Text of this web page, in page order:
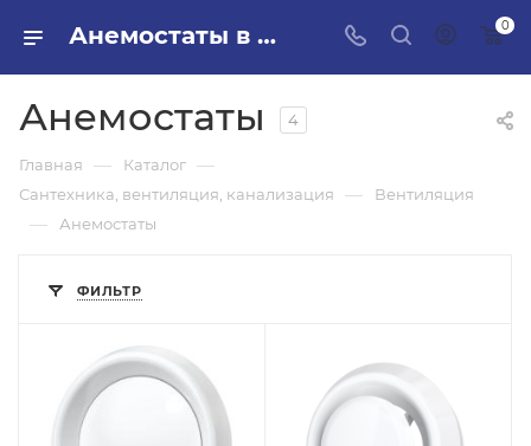
Анемостаты в ПИЛОН — купить стройматериалы в интернет-магазине ПИЛОН с доставкой оптом и в розницу 0
Анемостаты 4
Главная — Каталог —
Сантехника, вентиляция, канализация — Вентиляция
— Анемостаты
ФИЛЬТР